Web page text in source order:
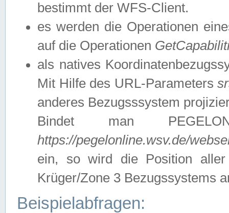
bestimmt der WFS-Client.
es werden die Operationen
auf die Operationen
als natives
Mit Hilfe des URL-Parameters
anderes Bezugsssystem
Bindet man
https://pegelonline.wsv.de/
ein, so wird die Position
Krüger/Zone 3 Bezugssystems
Beispielabfragen: